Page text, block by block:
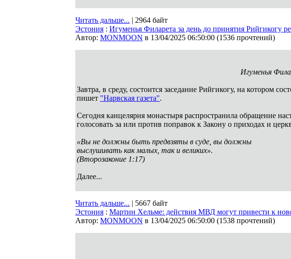
Читать дальше... | 2964 байт
Эстония : Игуменья Филарета за день до принятия Рийгикогу
Автор: MONMOON в 13/04/2025 06:50:00 (1536 прочтений)
Игуменья
Завтра, в среду, состоится заседание Рийгикогу, на котором
пишет "Нарвская газета".
Сегодня канцелярия монастыря распространила обращение
голосовать за или против поправок к Закону о приходах и
«Вы не должны быть предвзяты в суде, вы должны
выслушивать как малых, так и великих».
(Второзаконие 1:17)
Далее...
Читать дальше... | 5667 байт
Эстония : Мартин Хельме: действия МВД могут привести к
Автор: MONMOON в 13/04/2025 06:50:00 (1538 прочтений)